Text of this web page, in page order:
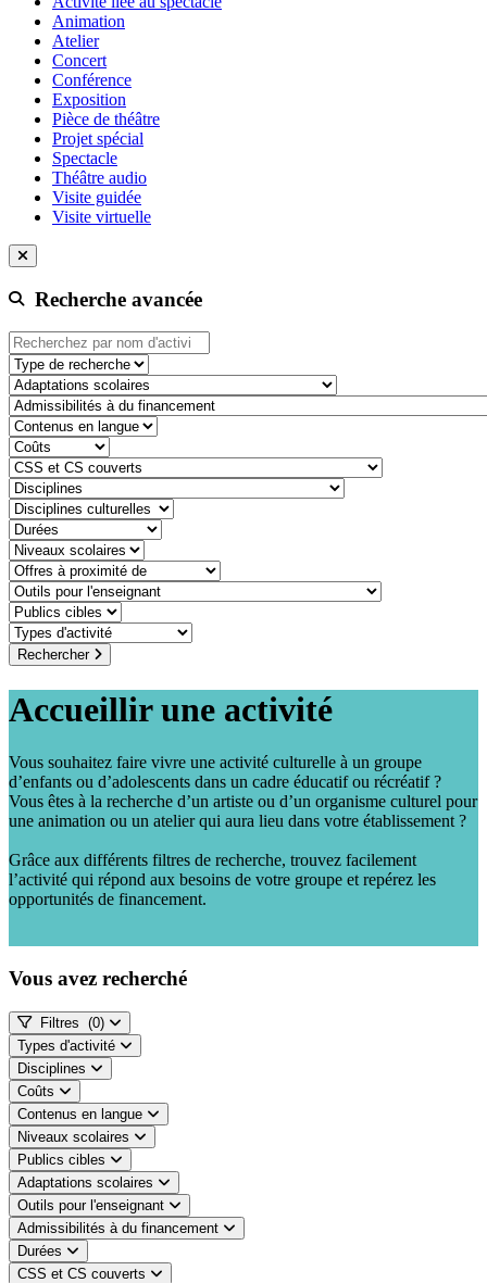
Animation
Atelier
Concert
Conférence
Exposition
Pièce de théâtre
Projet spécial
Spectacle
Théâtre audio
Visite guidée
Visite virtuelle
Recherche avancée
Type de recherche
adaptation-scolaire
admissibilite-a-du-financement
contenu-en-langue
cout
css-et-cs-couvert
discipline
discipline-culturelle
duree
niveaux-scolaires
offre-a-proximite-de
outil-pour-lenseignant
public-cible
type-dactivite
Rechercher
Accueillir une activité
Vous souhaitez faire vivre une activité culturelle à un groupe
d’enfants ou d’adolescents dans un cadre éducatif ou récréatif ?
Vous êtes à la recherche d’un artiste ou d’un organisme culturel pour
une animation ou un atelier qui aura lieu dans votre établissement ?
Grâce aux différents filtres de recherche, trouvez facilement
l’activité qui répond aux besoins de votre groupe et repérez les
opportunités de financement.
Vous avez recherché
Filtres (0)
Types d'activité
Disciplines
Coûts
Contenus en langue
Niveaux scolaires
Publics cibles
Adaptations scolaires
Outils pour l'enseignant
Admissibilités à du financement
Durées
CSS et CS couverts